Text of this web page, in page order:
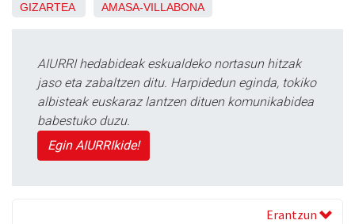
GIZARTEA AMASA-VILLABONA
AIURRI hedabideak eskualdeko nortasun hitzak
jaso eta zabaltzen ditu. Harpidedun eginda, tokiko
albisteak euskaraz lantzen dituen komunikabidea
babestuko duzu.
Egin AIURRIkide!
Erantzun